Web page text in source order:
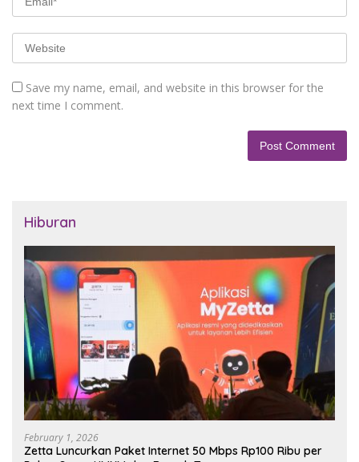
Save my name, email, and website in this browser for the
next time I comment.
Hiburan
February 1, 2026
Zetta Luncurkan Paket Internet 50 Mbps Rp100 Ribu per